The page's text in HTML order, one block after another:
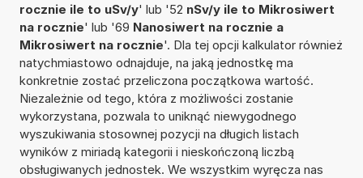
rocznie ile to uSv/y' lub '52 nSv/y ile to Mikrosiwert
na rocznie' lub '69 Nanosiwert na rocznie a
Mikrosiwert na rocznie'. Dla tej opcji kalkulator również
natychmiastowo odnajduje, na jaką jednostkę ma
konkretnie zostać przeliczona początkowa wartość.
Niezależnie od tego, która z możliwości zostanie
wykorzystana, pozwala to uniknąć niewygodnego
wyszukiwania stosownej pozycji na długich listach
wyników z miriadą kategorii i nieskończoną liczbą
obsługiwanych jednostek. We wszystkim wyręcza nas